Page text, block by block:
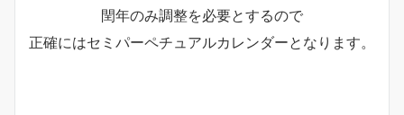
閏年のみ調整を必要とするので
正確にはセミパーペチュアルカレンダーとなります。